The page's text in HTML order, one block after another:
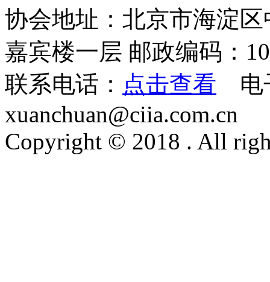
协会地址：北京市海淀
嘉宾楼一层 邮政编码：
联系电话： 点击查看 电
xuanchuan@ciia.com.cn
Copyright © 2018 . All